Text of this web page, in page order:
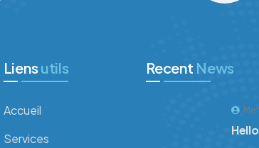
Liensutils
Accueil
Services
Recent News